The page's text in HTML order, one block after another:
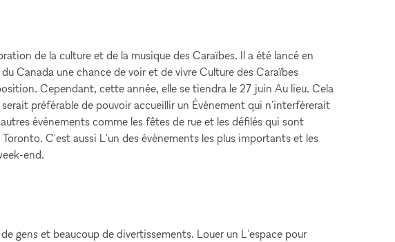
de la culture et de la musique des Caraïbes. Il a été lancé en
Canada une chance de voir et de vivre Culture des Caraïbes
Cependant, cette année, elle se tiendra le 27 juin Au lieu. Cela
préférable de pouvoir accueillir un Événement qui n'interférerait
événements comme les fêtes de rue et les défilés qui sont
C'est aussi L'un des événements les plus importants et les
end.
gens et beaucoup de divertissements. Louer un L'espace pour